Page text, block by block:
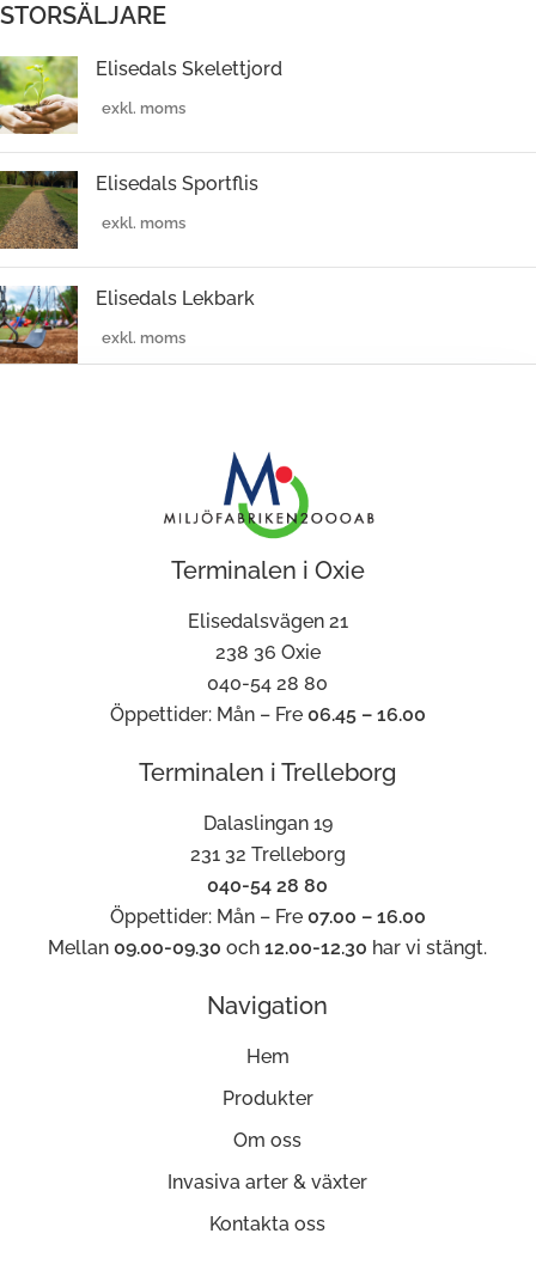
STORSÄLJARE
Elisedals Skelettjord
Elisedals Sportflis
Elisedals Lekbark
Terminalen i Oxie
Elisedalsvägen 21
238 36 Oxie
040-54 28 80
Öppettider: Mån – Fre 06.45 – 16.00
Terminalen i Trelleborg
Dalaslingan 19
231 32 Trelleborg
040-54 28 80
Öppettider: Mån – Fre 07.00 – 16.00
Mellan09.00-09.30 och12.00-12.30 har vi stängt.
Navigation
Hem
Produkter
Om oss
Invasiva arter & växter
Kontakta oss